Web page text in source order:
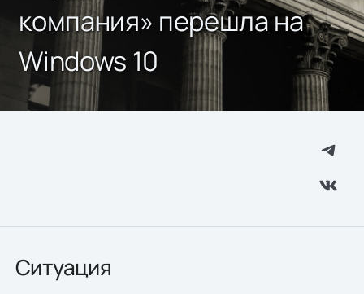
компания» перешла на
Windows 10
Ситуация